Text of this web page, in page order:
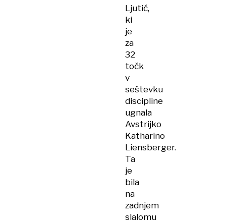
Ljutić,
ki
je
za
32
točk
v
seštevku
discipline
ugnala
Avstrijko
Katharino
Liensberger.
Ta
je
bila
na
zadnjem
slalomu